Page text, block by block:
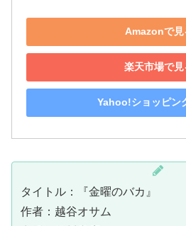
Amazonで見
楽天市場で見
Yahoo!ショッピン
タイトル：『金曜のバカ』
作者：越谷オサム